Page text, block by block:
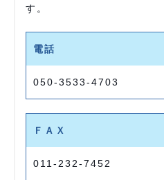
す。
電話
050-3533-4703
ＦＡＸ
011-232-7452